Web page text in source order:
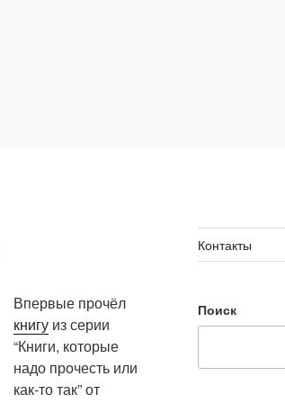
Впервые прочёл
книгу из серии
“Книги, которые
надо прочесть или
как-то так” от
Контакты
Поиск